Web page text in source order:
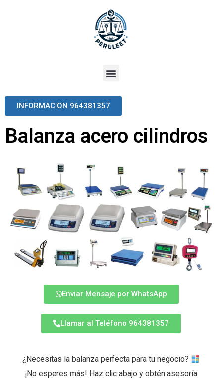
INFORMACION 964381357
Balanza acero cilindros
Enviar Mensaje por WhatsApp
Llamar al Teléfono 964381357
¿Necesitas la balanza perfecta para tu negocio?
¡No esperes más! Haz clic abajo y obtén asesoría